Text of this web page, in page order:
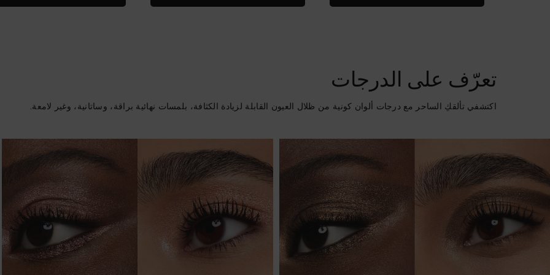
تعرّف على الدرجات
اكتشفي تألقكِ الساحر مع درجات ألوان كونية من ظلال العيون القابلة لزيادة الكثافة، بلمسات نهائية براقة، وساتانية، وغير لامعة.